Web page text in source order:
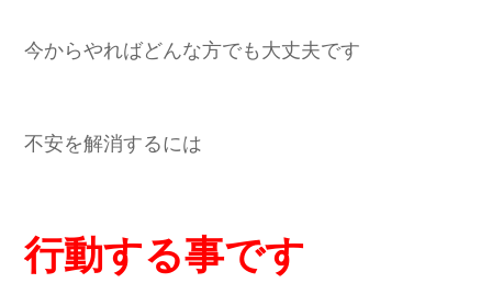
今からやればどんな方でも大丈夫です
不安を解消するには
行動する事です